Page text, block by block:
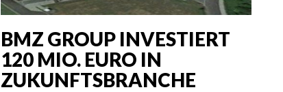
BMZ GROUP INVESTIERT
120 MIO. EURO IN
ZUKUNFTSBRANCHE